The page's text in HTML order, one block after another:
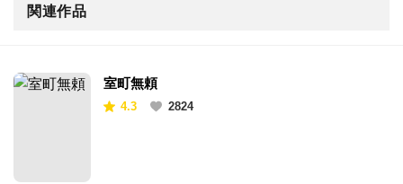
関連作品
室町無頼
4.3 2824